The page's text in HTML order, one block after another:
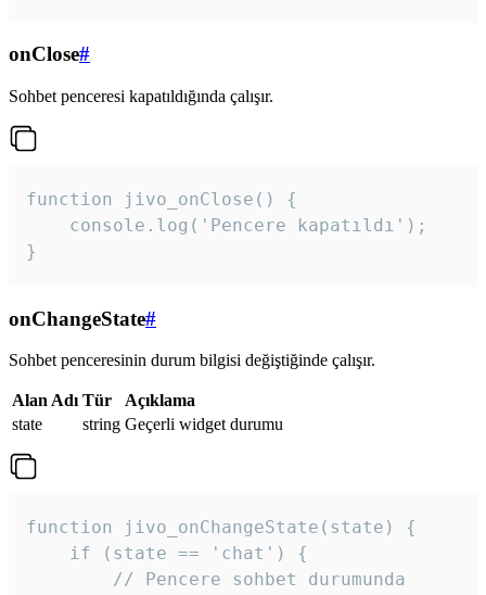
onClose#
Sohbet penceresi kapatıldığında çalışır.
function jivo_onClose() {
    console.log('Pencere kapatıldı');
}
onChangeState#
Sohbet penceresinin durum bilgisi değiştiğinde çalışır.
Alan Adı Tür
Açıklama
state
string Geçerli widget durumu
function jivo_onChangeState(state) {
    if (state == 'chat') {
        // Pencere sohbet durumunda